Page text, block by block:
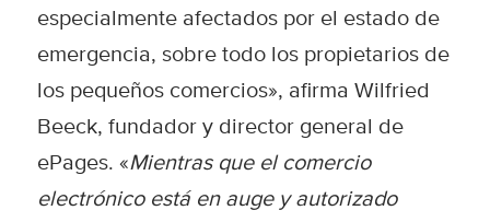
especialmente afectados por el estado de
emergencia, sobre todo los propietarios de
los pequeños comercios», afirma Wilfried
Beeck, fundador y director general de
ePages. «Mientras que el comercio
electrónico está en auge y autorizado